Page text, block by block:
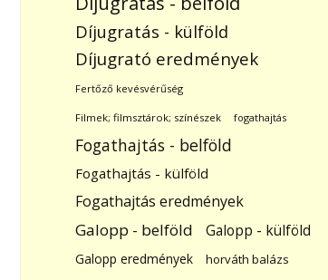
Díjugratás - külföld
Díjugrató eredmények
Fertőző kevésvérűség
Filmek; filmsztárok; színészek fogathajtás
Fogathajtás - belföld
Fogathajtás - külföld
Fogathajtás eredmények
Galopp - belföld Galopp - külföld
Galopp eredmények horváth balázs